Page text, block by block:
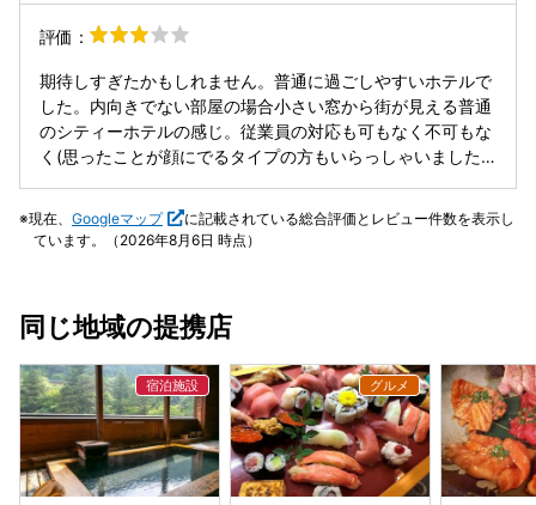
は、こんもりとした緑の土手の中に空間がはまっているよう
ぎです。 他にも、アート作品がいろいろあって楽しめまし
た。実際に訪れて、写真で想像していた何倍ものその素晴ら
しさを実感しました。 次回は泊まって、ラウンジでゆっくり
したいと思います。
廃業した老舗旅館が、 10年以上の時を経てアートと融合
し、地方創生の象徴として再生。 一歩足を踏み入れると、吹
き抜けが印象的なクリエイティブ満載の空間が広がり、 感性
が心地よく刺激されます。 ​今回は宿泊ではなく、食事での訪
問でしたが、計算し尽くされた空間でいただく料理は、まさ
に至福のひととき☕ 食後のコーヒーものんびりと美味しくい
ただきました。 建築やアートに詳しくなくても、 一度訪れ
は、気になっているアートワークのある部屋を予約して、ゆ
っくりと宿泊で伺いたいと思います。
評価：
期待しすぎたかもしれません。普通に過ごしやすいホテルで
した。内向きでない部屋の場合小さい窓から街が見える普通
のシティーホテルの感じ。従業員の対応も可もなく不可もな
く(思ったことが顔にでるタイプの方もいらっしゃいました
と、4つあるデザイナ、建築家の作った部屋にすべきだった
と個人的には思いました。
現在、 Googleマップ
に記載されている総合評価とレビュー件数を表示し
ています。（2026年8月6日 時点）
同じ地域の提携店